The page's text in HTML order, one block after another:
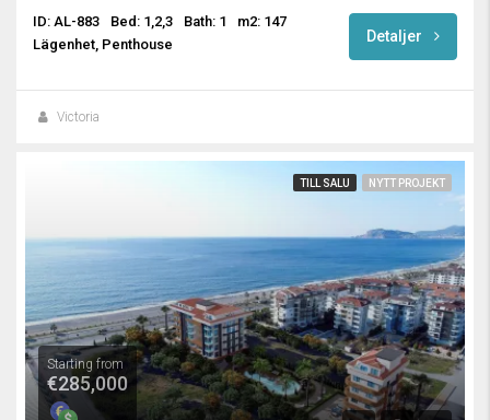
ID: AL-883 Bed: 1,2,3 Bath: 1
m2: 147
Lägenhet, Penthouse
Detaljer
Victoria
TILL SALU NYTT PROJEKT
Starting from
€285,000